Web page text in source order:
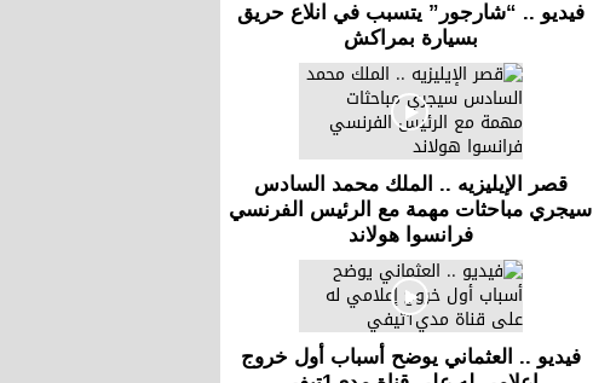
فيديو .. “شارجور” يتسبب في انلاع حريق
بسيارة بمراكش
قصر الإيليزيه .. الملك محمد السادس
سيجري مباحثات مهمة مع الرئيس الفرنسي
فرانسوا هولاند
فيديو .. العثماني يوضح أسباب أول خروج